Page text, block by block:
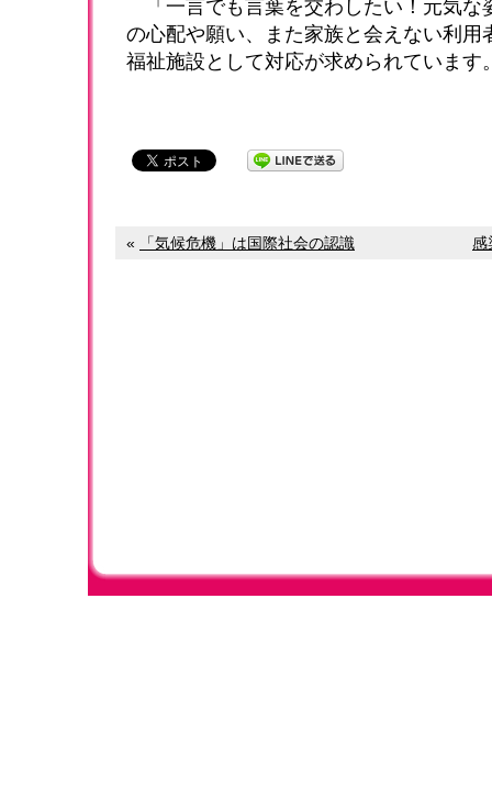
「一言でも言葉を交わしたい！元気な
の心配や願い、また家族と会えない利用
福祉施設として対応が求められています
« 「気候危機」は国際社会の認識 感